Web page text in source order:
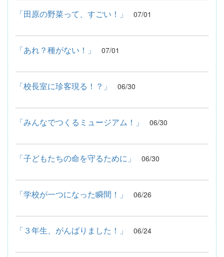
「田原の野菜って、すごい！」 07/01
「あれ？種がない！」 07/01
「校長室に珍客現る！？」 06/30
「みんなでつくるミュージアム！」 06/30
「子どもたちの命を守るために」 06/30
「学校が一つになった瞬間！」 06/26
「３年生、がんばりました！」 06/24